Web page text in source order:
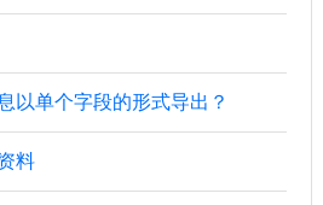
以单个字段的形式导出？
料